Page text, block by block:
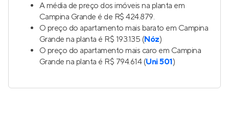
A média de preço dos imóveis na planta em
Campina Grande é de R$ 424.879.
O preço do apartamento mais barato em Campina
Grande na planta é R$ 193.135 (Nóz)
O preço do apartamento mais caro em Campina
Grande na planta é R$ 794.614 (Uni 501)